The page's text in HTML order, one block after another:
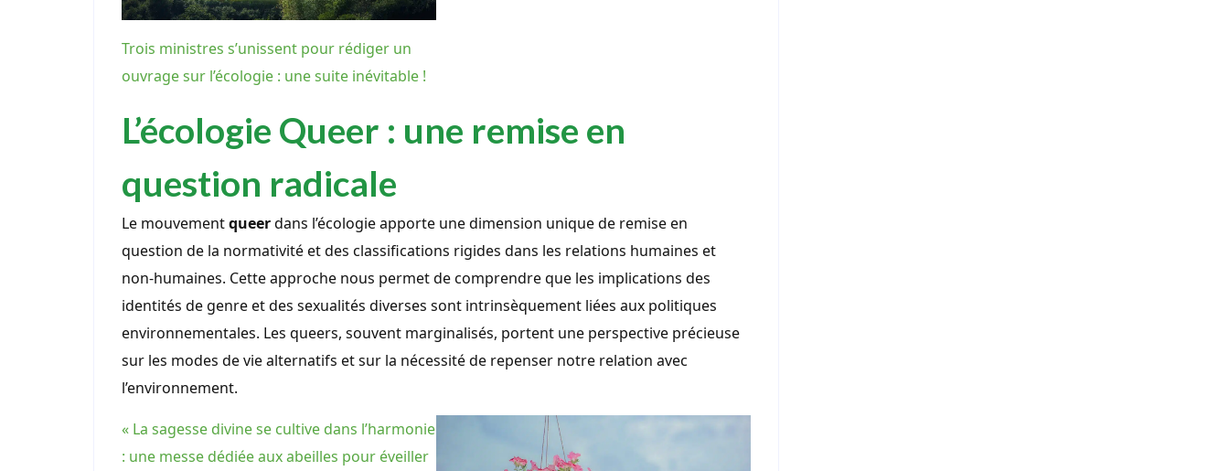
Trois ministres s’unissent pour rédiger un
ouvrage sur l’écologie : une suite inévitable !
L’écologie Queer : une remise en
question radicale
Le mouvementqueerdans l’écologie apporte une dimension unique de remise en
question de la normativité et des classifications rigides dans les relations humaines et
non-humaines. Cette approche nous permet de comprendre que les implications des
identités de genre et des sexualités diverses sont intrinsèquement liées aux politiques
environnementales. Les queers, souvent marginalisés, portent une perspective précieuse
sur les modes de vie alternatifs et sur la nécessité de repenser notre relation avec
l’environnement.
« La sagesse divine se cultive dans l’harmonie
: une messe dédiée aux abeilles pour éveiller